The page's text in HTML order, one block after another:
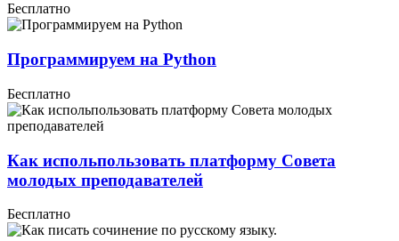
Бесплатно
Программируем на Python
Бесплатно
Как испольпользовать платформу Совета
молодых преподавателей
Бесплатно